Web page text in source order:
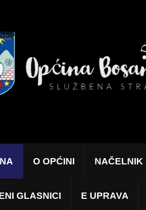
O OPĆINI NAČELNIK
GLASNICI E UPRAVA